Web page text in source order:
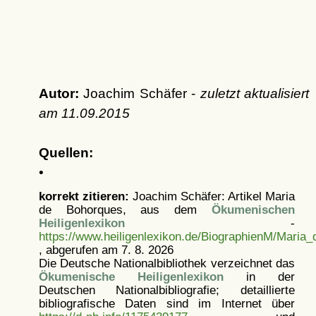
Autor: Joachim Schäfer - zuletzt aktualisiert
am 11.09.2015
Quellen:
•
korrekt zitieren: Joachim Schäfer: Artikel Maria
de Bohorques, aus dem Ökumenischen
Heiligenlexikon-
https://www.heiligenlexikon.de/BiographienM/
, abgerufen am 7. 8. 2026
Die Deutsche Nationalbibliothek verzeichnet das
Ökumenische Heiligenlexikonin der
Deutschen Nationalbibliografie; detaillierte
bibliografische Daten sind im Internet über